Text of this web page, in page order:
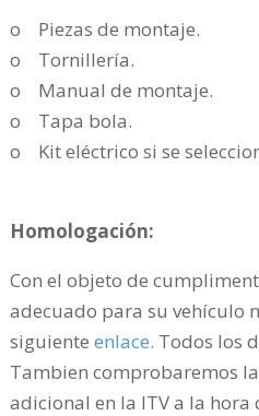
o Piezas de montaje.
o Tornillería.
o Manual de montaje.
o Tapa bola.
o Kit eléctrico si se
Homologación:
Con el objeto de
adecuado para su vehículo
siguienteenlace. Todos los
Tambien comprobaremos
adicional en la ITV a la hora